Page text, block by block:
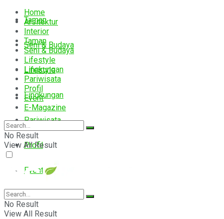
Taman
Seni & Budaya
Lifestyle
Lingkungan
Pariwisata
Profil
Event
E-Magazine
Home
Arsitektur
Interior
Taman
Seni & Budaya
Lifestyle
Lingkungan
Pariwisata
Profil
Event
E-Magazine
No Result
View All Result
No Result
View All Result